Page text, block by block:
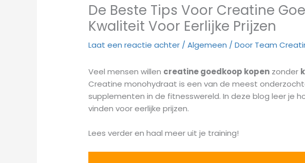
De Beste Tips Voor Creatine
Kwaliteit Voor Eerlijke Prijzen
Laat een reactie achter /Algemeen / Door Team
Veel mensen willen creatine goedkoop kopen zonder
Creatine monohydraat is een van de meest
supplementen in de fitnesswereld. In deze blog leer je
vinden voor eerlijke prijzen.
Lees verder en haal meer uit je training!